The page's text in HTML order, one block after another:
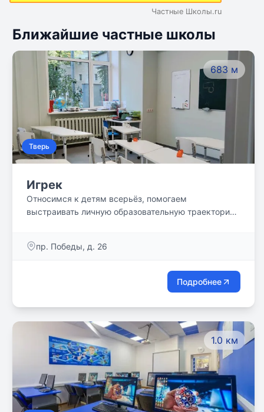
Частные Школы.ru
Ближайшие частные школы
683 м
Тверь
Игрек
Относимся к детям всерьёз, помогаем
выстраивать личную образовательную траекторию,
уважения.
пр. Победы, д. 26
Подробнее
1.0 км